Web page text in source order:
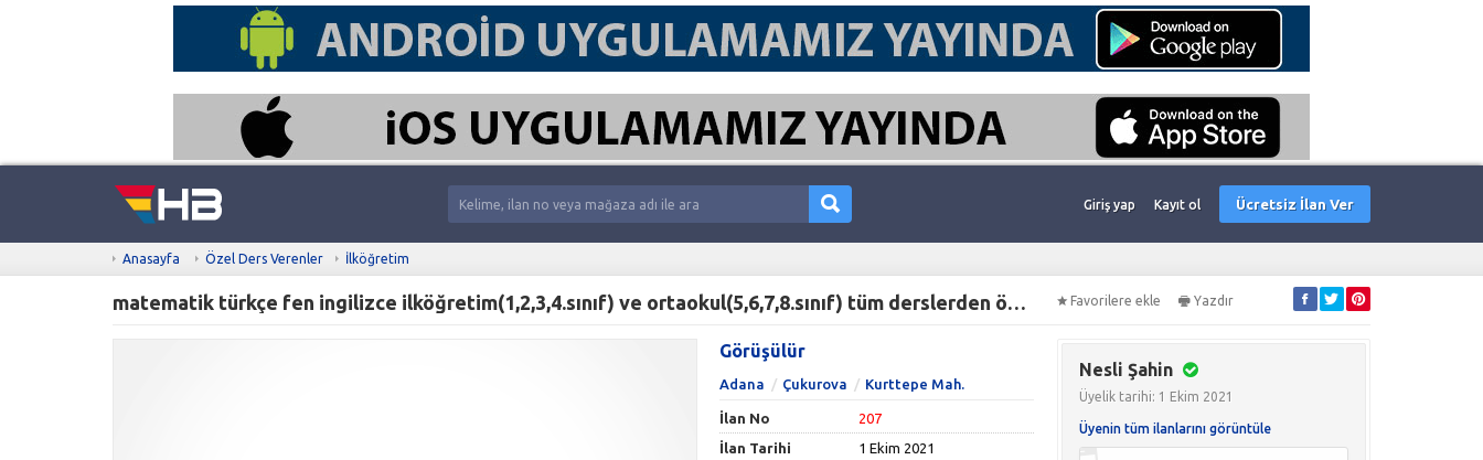
Giriş yap Kayıt ol Ücretsiz İlan Ver
Anasayfa Özel Ders Verenler İlköğretim
matematik türkçe fen ingilizce ilköğretim(1,2,3,4.sınıf) ve ortaokul(5,6,7,8.sınıf) tüm derslerden özel ders veriyorum. özel ders verilir Favorilere ekle Yazdır
Görüşülür
Adana Çukurova Kurttepe Mah.
İlan No
207
İlan Tarihi
1 Ekim 2021
Nesli Şahin
Üyelik tarihi: 1 Ekim 2021
Üyenin tüm ilanlarını görüntüle